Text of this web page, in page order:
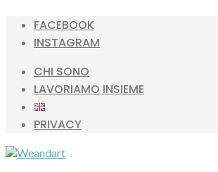
FACEBOOK
INSTAGRAM
CHI SONO
LAVORIAMO INSIEME
PRIVACY